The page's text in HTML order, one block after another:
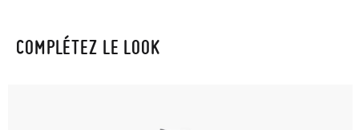
COMPLÉTEZ LE LOOK